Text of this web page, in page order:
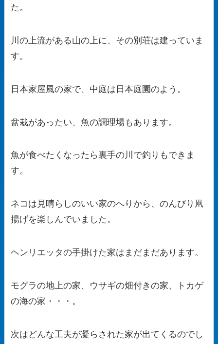
た。
川の上流がある山の上に、その別荘は建っていま
す。
日本家屋風の家で、中庭は日本庭園のよう。
盆栽があったい、魚の調理場もあります。
魚が食べたくなったら裏手の川で釣りもできま
す。
ネコは見晴らしのいい家のへりから、のんびり凧
揚げを楽しんでいました。
ヘンリエッタの手掛けた家はまだまだあります。
モグラの地上の家、ウサギの畑付きの家、トカゲ
の海の家・・・。
次はどんな工夫が凝らされた家が出てくるのでし